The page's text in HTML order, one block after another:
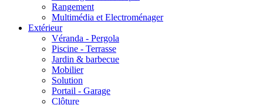
Rangement
Multimédia et Electroménager
Extérieur
Véranda - Pergola
Piscine - Terrasse
Jardin & barbecue
Mobilier
Solution
Portail - Garage
Clôture